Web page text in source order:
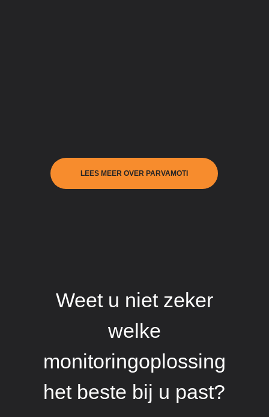
LEES MEER OVER PARVAMOTI
Weet u niet zeker
welke
monitoringoplossing
het beste bij u past?